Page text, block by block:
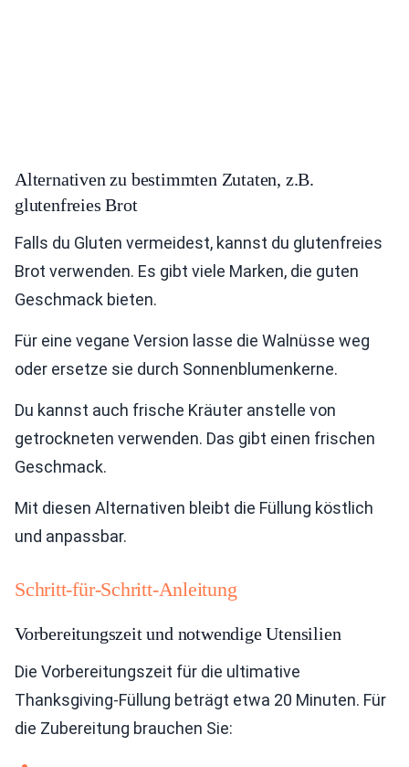
Alternativen zu bestimmten Zutaten, z.B.
glutenfreies Brot
Falls du Gluten vermeidest, kannst du glutenfreies
Brot verwenden. Es gibt viele Marken, die guten
Geschmack bieten.
Für eine vegane Version lasse die Walnüsse weg
oder ersetze sie durch Sonnenblumenkerne.
Du kannst auch frische Kräuter anstelle von
getrockneten verwenden. Das gibt einen frischen
Geschmack.
Mit diesen Alternativen bleibt die Füllung köstlich
und anpassbar.
Schritt-für-Schritt-Anleitung
Vorbereitungszeit und notwendige Utensilien
Die Vorbereitungszeit für die ultimative
Thanksgiving-Füllung beträgt etwa 20 Minuten. Für
die Zubereitung brauchen Sie: